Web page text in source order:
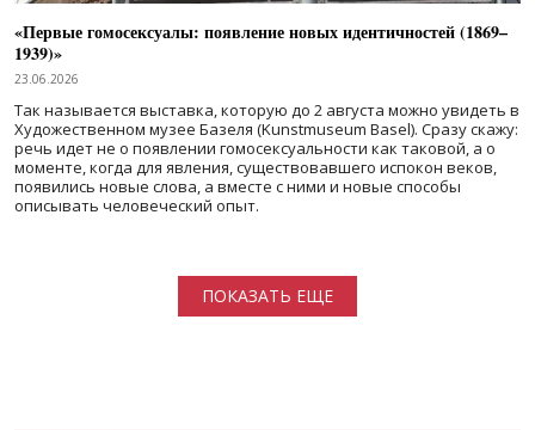
«Первые гомосексуалы: появление новых идентичностей (1869–
1939)»
23.06.2026
Так называется выставка, которую до 2 августа можно увидеть в
Художественном музее Базеля (Kunstmuseum Basel). Сразу скажу:
речь идет не о появлении гомосексуальности как таковой, а о
моменте, когда для явления, существовавшего испокон веков,
появились новые слова, а вместе с ними и новые способы
описывать человеческий опыт.
ПОКАЗАТЬ ЕЩЕ